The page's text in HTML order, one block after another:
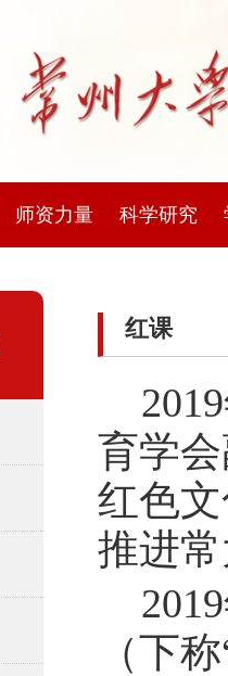
师资力量 科学研究
红课
育学
红色
推进
（下